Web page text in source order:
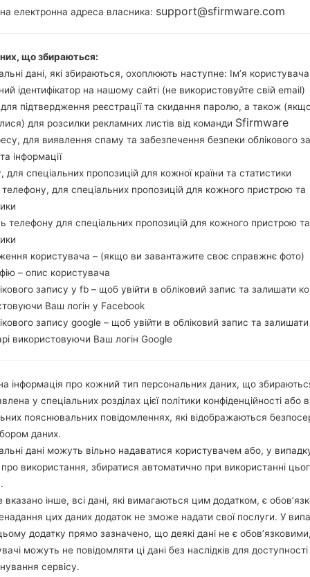
1200MHz ARM
Android
Buy accessories on
Головна →
SM-T555Galaxy
Порівняти
електронна адреса власника: support@sfirmware.com
що збираються:
дані, які збираються, охоплюють наступне: Ім’я
ідентифікатор на нашому сайті (не використовуйте свій email)
підтвердження реєстрації та скидання паролю, а також
для розсилки рекламних листів від команди Sfirmware
для виявлення спаму та забезпечення безпеки облікового
інформації
для спеціальних пропозицій для кожної країни та статистики
для спеціальних пропозицій для кожного пристрою та
телефону для спеціальних пропозицій для кожного пристрою та
користувача – (якщо ви завантажите своє справжнє фото)
– опис користувача
запису у fb – щоб увійти в обліковий запис та залишати
Ваш логін у Facebook
запису google – щоб увійти в обліковий запис та залишати
використовуючи Ваш логін Google
інформація про кожний тип персональних даних, що
у спеціальних розділах цієї політики конфіденційності або в
пояснювальних повідомленнях, які відображаються
даних.
дані можуть вільно надаватися користувачем або, у
використання, збиратися автоматично при використанні
інше, всі дані, які вимагаються цим додатком, є
цих даних додаток не зможе надати свої послуги. У
додатку прямо зазначено, що деякі дані не є обов’язковими,
можуть не повідомляти ці дані без наслідків для
сервісу.